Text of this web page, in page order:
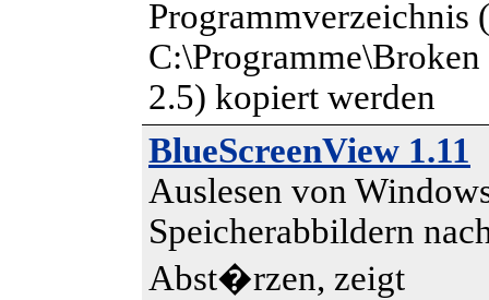
Programmverzeichnis
2.5) kopiert werden
BlueScreenView 1.11
Auslesen von
Speicherabbildern
Abst�rzen, zeigt